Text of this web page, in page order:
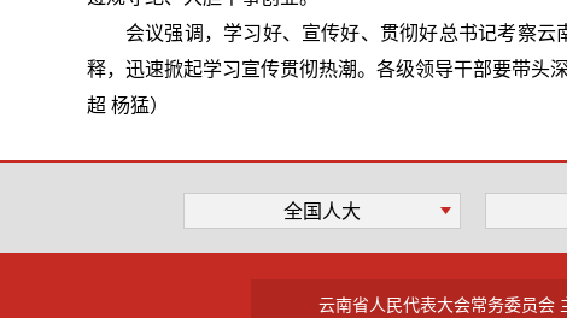
会议强调， 学习好、宣传好、贯彻好总书记考察
释，迅速掀起学习宣传贯彻热潮。各级领导干部要带头
超 杨猛）
全国人大
云南省人民代表大会常务委员会